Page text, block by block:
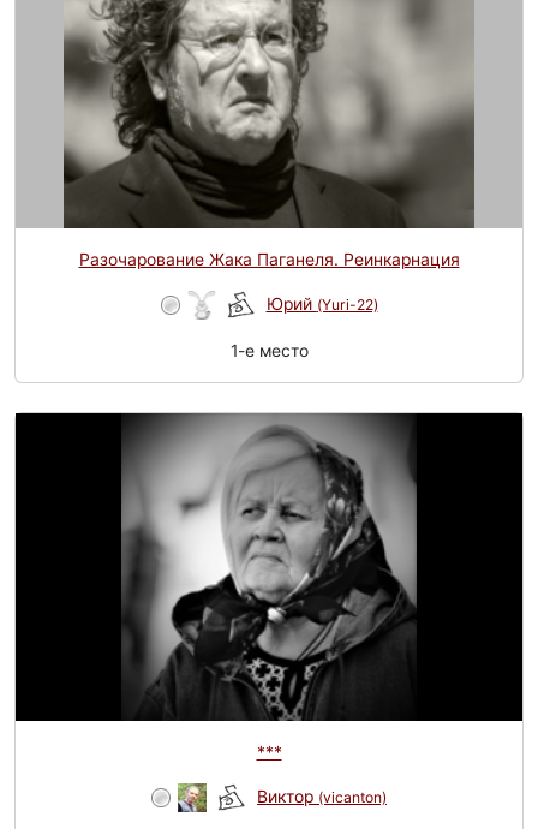
Разочарование Жака Паганеля. Реинкарнация
Юрий (Yuri-22)
1-e место
***
Виктор (vicanton)